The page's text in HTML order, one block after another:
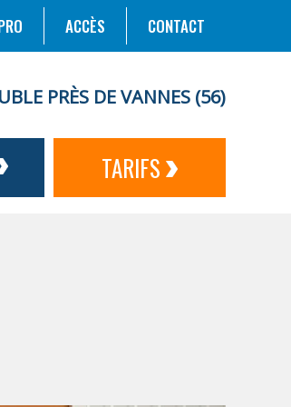
ACCÈS CONTACT
PRÈS DE VANNES (56)
TARIFS